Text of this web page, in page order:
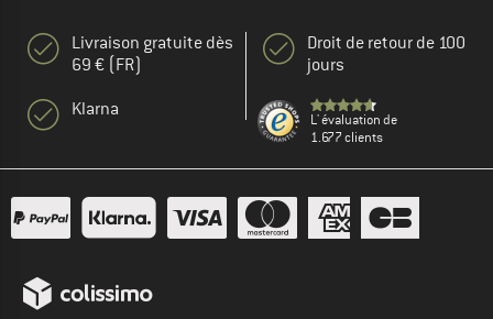
Livraison gratuite dès
69 € (FR)
Klarna
Droit de retour de 100
jours
L' évaluation de
1.677 clients